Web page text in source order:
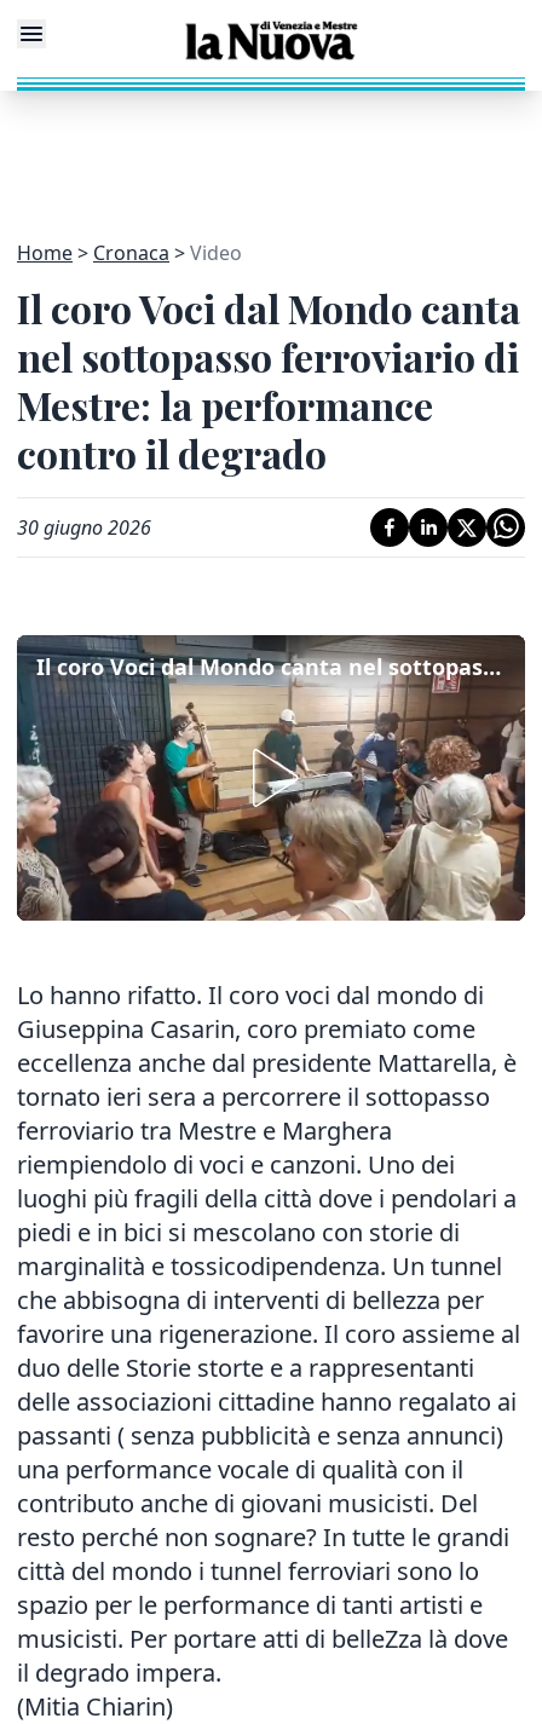
Home Cronaca Video
Il coro Voci dal Mondo canta
nel sottopasso ferroviario di
Mestre: la performance
contro il degrado
30 giugno 2026
Il coro Voci dal Mondo canta nel sottopasso ferroviario di Mestre: la performance contro il degrado
Lo hanno rifatto. Il coro voci dal mondo di
Giuseppina Casarin, coro premiato come
eccellenza anche dal presidente Mattarella, è
tornato ieri sera a percorrere il sottopasso
ferroviario tra Mestre e Marghera
riempiendolo di voci e canzoni. Uno dei
luoghi più fragili della città dove i pendolari a
piedi e in bici si mescolano con storie di
marginalità e tossicodipendenza. Un tunnel
che abbisogna di interventi di bellezza per
favorire una rigenerazione. Il coro assieme al
duo delle Storie storte e a rappresentanti
delle associazioni cittadine hanno regalato ai
passanti ( senza pubblicità e senza annunci)
una performance vocale di qualità con il
contributo anche di giovani musicisti. Del
resto perché non sognare? In tutte le grandi
città del mondo i tunnel ferroviari sono lo
spazio per le performance di tanti artisti e
musicisti. Per portare atti di belleZza là dove
il degrado impera.
(Mitia Chiarin)